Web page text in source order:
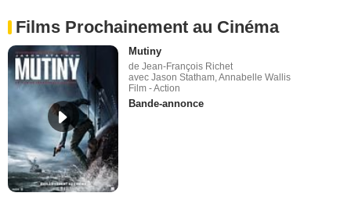
Films Prochainement au Cinéma
Mutiny
de Jean-François Richet
avec Jason Statham, Annabelle Wallis
Film - Action
Bande-annonce